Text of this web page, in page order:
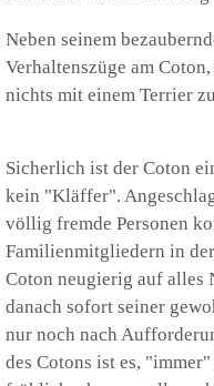
Neben seinem
Verhaltenszüge am
nichts mit einem Terrier
Sicherlich ist der Coton
kein "Kläffer".
völlig fremde Personen
Familienmitgliedern in
Coton neugierig auf alles
danach sofort seiner
nur noch nach
des Cotons ist es,